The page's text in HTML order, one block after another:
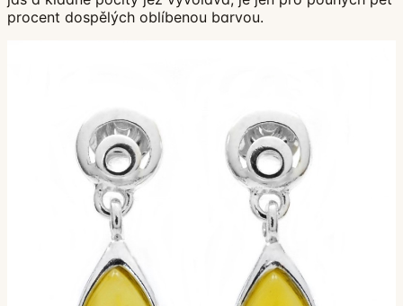
procent dospělých oblíbenou barvou.